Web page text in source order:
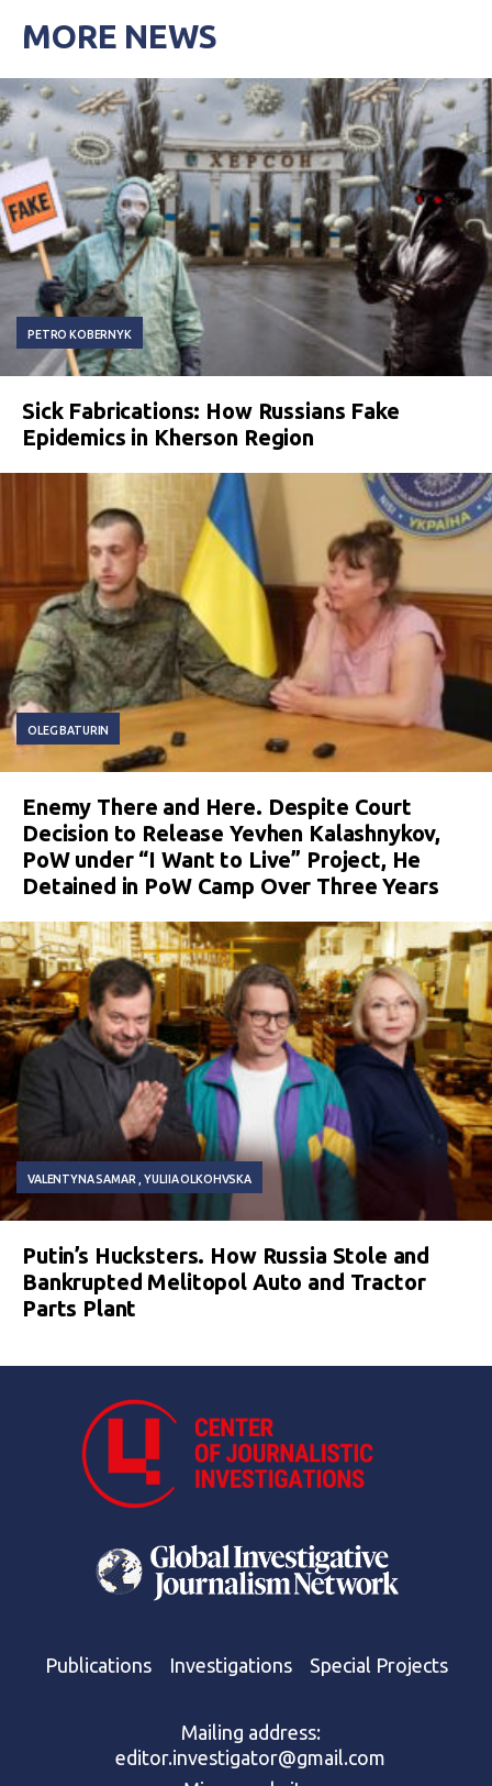
MORE NEWS
PETRO KOBERNYK
Sick Fabrications: How Russians Fake
Epidemics in Kherson Region
OLEG BATURIN
Enemy There and Here. Despite Court
Decision to Release Yevhen Kalashnykov,
PoW under “I Want to Live” Project, He
Detained in PoW Camp Over Three Years
VALENTYNA SAMAR YULIIA OLKOHVSKA
Putin’s Hucksters. How Russia Stole and
Bankrupted Melitopol Auto and Tractor
Parts Plant
Publications Investigations Special Projects
Mailing address:
editor.investigator@gmail.com